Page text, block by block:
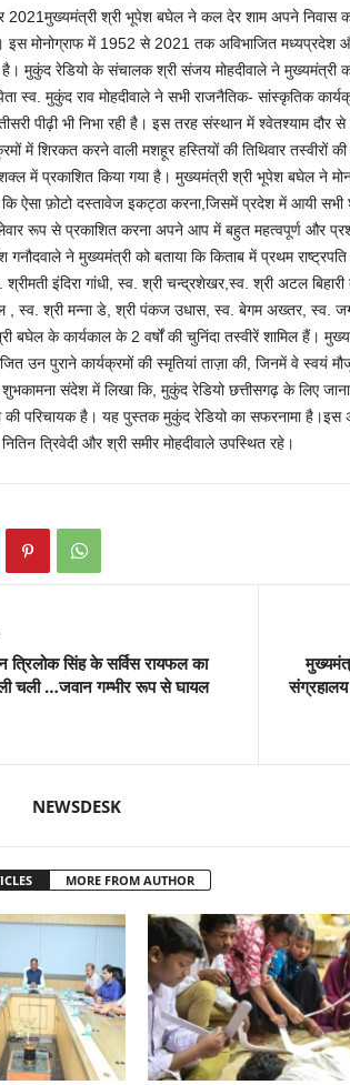
2021मुख्यमंत्री श्री भूपेश बघेल ने कल देर शाम अपने निवास
इस मोनोग्राफ में 1952 से 2021 तक अविभाजित
मुकुंद रेडियो के संचालक श्री संजय मोहदीवाले ने मुख्यमंत्री
स्व. मुकुंद राव मोहदीवाले ने सभी राजनैतिक- सांस्कृतिक
पीढ़ी भी निभा रही है। इस तरह संस्थान में श्वेतश्याम
में शिरकत करने वाली मशहूर हस्तियों की तिथिवार तस्वीरों
शक्ल में प्रकाशित किया गया है। मुख्यमंत्री श्री भूपेश बघेल ने
ऐसा फ़ोटो दस्तावेज इकट्ठा करना,जिसमें प्रदेश में आयी
रूप से प्रकाशित करना अपने आप में बहुत महत्वपूर्ण और
गनौदवाले ने मुख्यमंत्री को बताया कि किताब में प्रथम
श्रीमती इंदिरा गांधी, स्व. श्री चन्द्रशेखर,स्व. श्री अटल बिहारी
, स्व. श्री मन्ना डे, श्री पंकज उधास, स्व. बेगम अख्तर, स्व.
बघेल के कार्यकाल के 2 वर्षों की चुनिंदा तस्वीरें शामिल हैं।
उन पुराने कार्यक्रमों की स्मृतियां ताज़ा की, जिनमें वे स्वयं
शुभकामना संदेश में लिखा कि, मुकुंद रेडियो छत्तीसगढ़ के लिए
की परिचायक है। यह पुस्तक मुकुंद रेडियो का सफरनामा है।इस
त्रिवेदी और श्री समीर मोहदीवाले उपस्थित रहे।
त्रिलोक सिंह के सर्विस रायफल का
चली …जवान गम्भीर रूप से घायल
NEWSDESK
MORE FROM AUTHOR